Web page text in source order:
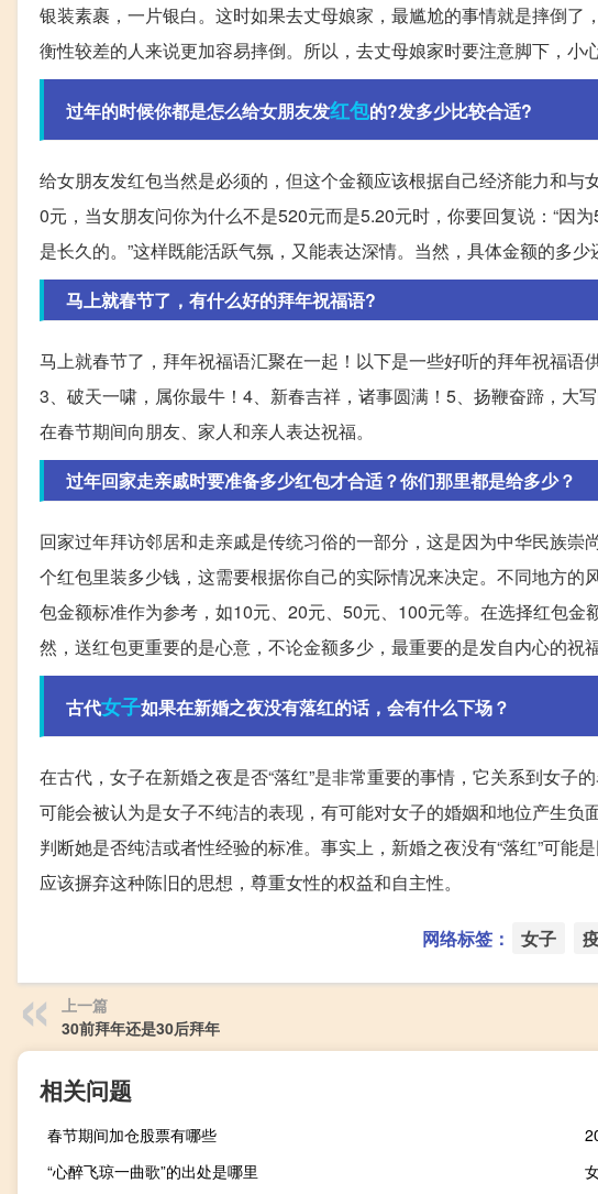
银装素裹，一片银白。这时如果去丈母娘家，最尴尬的事情就是摔倒
衡性较差的人来说更加容易摔倒。所以，去丈母娘家时要注意脚下，小心
过年的时候你都是怎么给女朋友发红包的?发多少比较合适?
给女朋友发红包当然是必须的，但这个金额应该根据自己经济能力和与
0元，当女朋友问你为什么不是520元而是5.20元时，你要回复说：“因
是长久的。”这样既能活跃气氛，又能表达深情。当然，具体金额的多
马上就春节了，有什么好的拜年祝福语?
马上就春节了，拜年祝福语汇聚在一起！以下是一些好听的拜年祝福语
3、破天一啸，属你最牛！4、新春吉祥，诸事圆满！5、扬鞭奋蹄，大
在春节期间向朋友、家人和亲人表达祝福。
过年回家走亲戚时要准备多少红包才合适？你们那里都是给多少？
回家过年拜访邻居和走亲戚是传统习俗的一部分，这是因为中华民族崇
个红包里装多少钱，这需要根据你自己的实际情况来决定。不同地方
包金额标准作为参考，如10元、20元、50元、100元等。在选择红包
然，送红包更重要的是心意，不论金额多少，最重要的是发自内心的祝福
古代女子如果在新婚之夜没有落红的话，会有什么下场？
在古代，女子在新婚之夜是否“落红”是非常重要的事情，它关系到女子
可能会被认为是女子不纯洁的表现，有可能对女子的婚姻和地位产生负
判断她是否纯洁或者性经验的标准。事实上，新婚之夜没有“落红”可
应该摒弃这种陈旧的思想，尊重女性的权益和自主性。
网络标签： 女子
上一篇
30前拜年还是30后拜年
相关问题
春节期间加仓股票有哪些
“心醉飞琼一曲歌”的出处是哪里